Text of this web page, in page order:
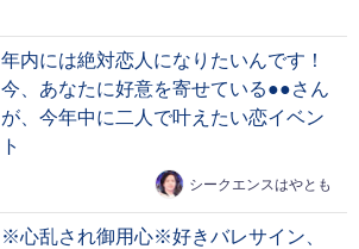
年内には絶対恋人になりたいんです！
今、あなたに好意を寄せている●●さん
が、今年中に二人で叶えたい恋イベン
ト
シークエンスはやとも
※心乱され御用心※好きバレサイン、